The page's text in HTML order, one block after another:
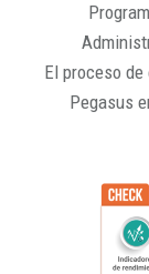
El proceso
Pegasus